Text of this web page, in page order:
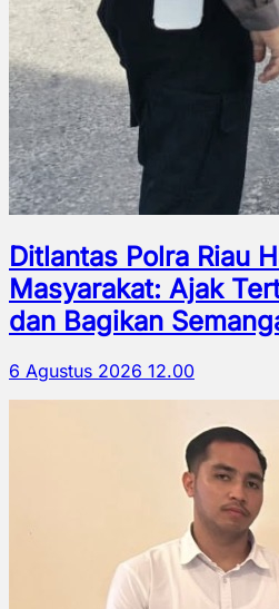
Ditlantas Polra Riau
Masyarakat: Ajak
dan Bagikan
6 Agustus 2026 12.00